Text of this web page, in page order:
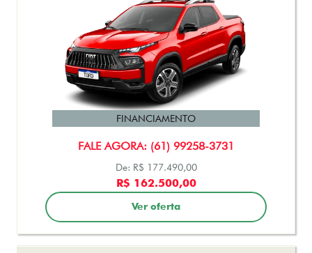
FALE AGORA: (61) 99258-3731
FINANCIAMENTO
De: R$ 177.490,00
R$ 162.500,00
Ver oferta